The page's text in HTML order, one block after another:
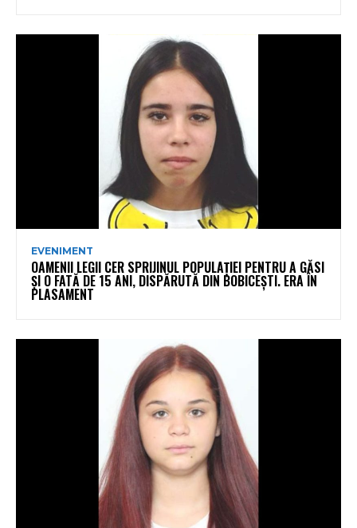
EVENIMENT
OAMENII LEGII CER SPRIJINUL POPULAȚIEI PENTRU A GĂSI
ȘI O FATĂ DE 15 ANI, DISPĂRUTĂ DIN BOBICEȘTI. ERA ÎN
PLASAMENT